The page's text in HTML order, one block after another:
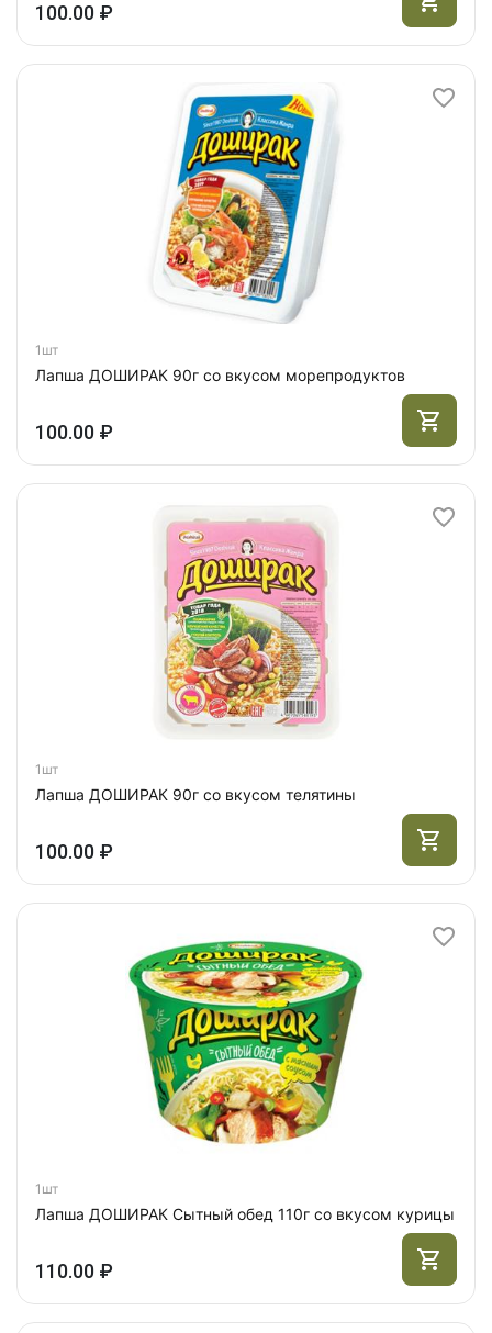
100.00 ₽
1шт
Лапша ДОШИРАК 90г со вкусом морепродуктов
100.00 ₽
1шт
Лапша ДОШИРАК 90г со вкусом телятины
100.00 ₽
1шт
Лапша ДОШИРАК Сытный обед 110г со вкусом курицы
110.00 ₽